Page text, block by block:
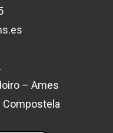
– Ames
Compostela